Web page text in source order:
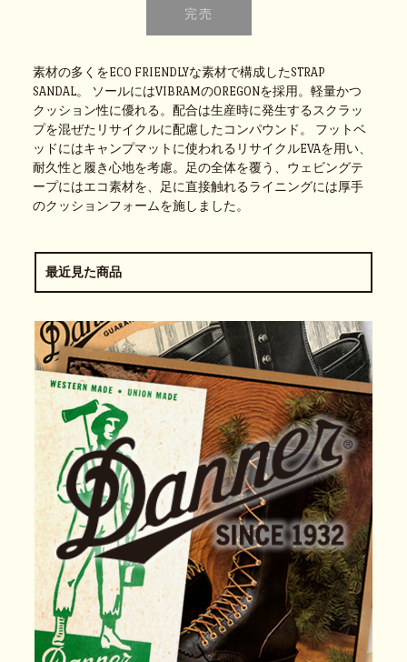
素材の多くをECO FRIENDLYな素材で構成したSTRAP
SANDAL。 ソールにはVIBRAMのOREGONを採用。軽量かつ
クッション性に優れる。配合は生産時に発生するスクラッ
プを混ぜたリサイクルに配慮したコンパウンド。 フットベ
ッドにはキャンプマットに使われるリサイクルEVAを用い、
耐久性と履き心地を考慮。足の全体を覆う、ウェビングテ
ープにはエコ素材を、足に直接触れるライニングには厚手
のクッションフォームを施しました。
最近見た商品